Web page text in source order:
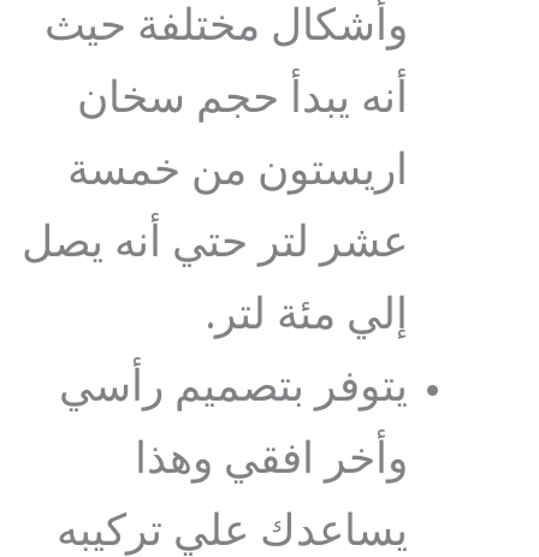
وأشكال مختلفة حيث
أنه يبدأ حجم سخان
اريستون من خمسة
عشر لتر حتي أنه يصل
إلي مئة لتر.
يتوفر بتصميم رأسي
وأخر افقي وهذا
يساعدك علي تركيبه